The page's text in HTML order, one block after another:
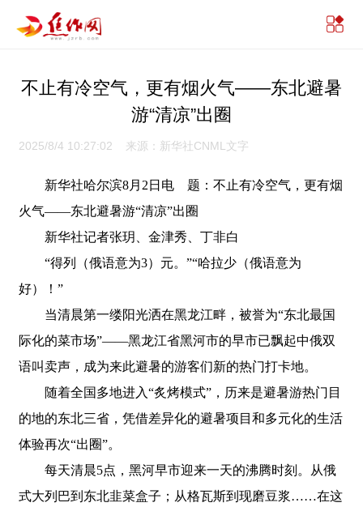
不止有冷空气，更有烟火气——东北避暑
游“清凉”出圈
2025/8/4 10:27:02 来源：新华社CNML文字
新华社哈尔滨8月2日电 题：不止有冷空气，更有烟
火气——东北避暑游“清凉”出圈
新华社记者张玥、金津秀、丁非白
“得列（俄语意为3）元。”“哈拉少（俄语意为
好）！”
当清晨第一缕阳光洒在黑龙江畔，被誉为“东北最国
际化的菜市场”——黑龙江省黑河市的早市已飘起中俄双
语叫卖声，成为来此避暑的游客们新的热门打卡地。
随着全国多地进入“炙烤模式”，历来是避暑游热门目
的地的东北三省，凭借差异化的避暑项目和多元化的生活
体验再次“出圈”。
每天清晨5点，黑河早市迎来一天的沸腾时刻。从俄
式大列巴到东北韭菜盒子；从格瓦斯到现磨豆浆……在这